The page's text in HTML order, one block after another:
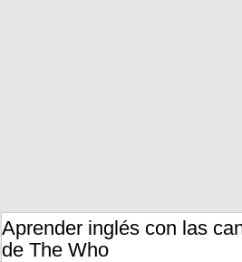
Aprender inglés con las
de The Who